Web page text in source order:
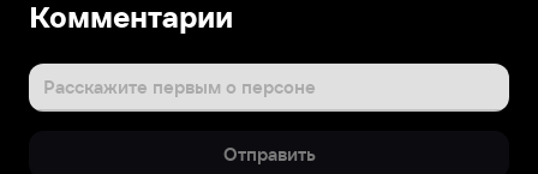
Комментарии
Расскажите первым о персоне
Отправить